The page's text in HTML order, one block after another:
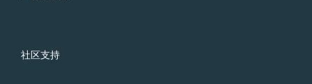
社区支持